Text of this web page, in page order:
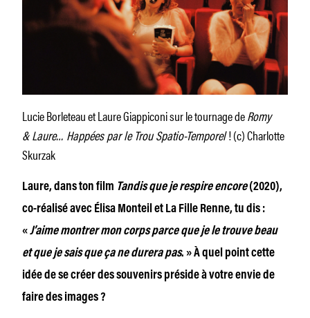
Lucie Borleteau et Laure Giappiconi sur le tournage deRomy
& Laure… Happées par le Trou Spatio-Temporel! (c) Charlotte
Skurzak
Laure, dans ton film Tandis que je respire encore(2020),
co-réalisé avec Élisa Monteil et La Fille Renne, tu dis :
«J’aime montrer mon corps parce que je le trouve beau
et que je sais que ça ne durera pas. » À quel point cette
idée de se créer des souvenirs préside à votre envie de
faire des images ?